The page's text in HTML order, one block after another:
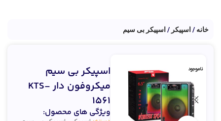
خانه اسپیکر اسپیکر بی سیم
ناموجود
اسپیکر بی سیم
میکروفون دار KTS-
1561
ویژگی های محصول: